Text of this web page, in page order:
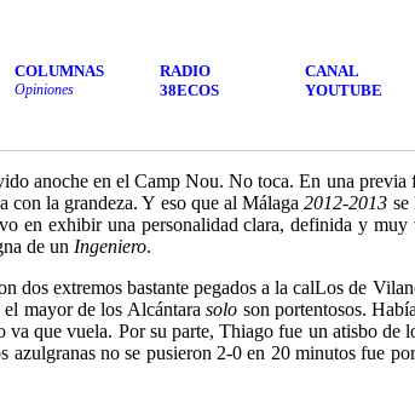
COLUMNAS
Opiniones
RADIO
38ECOS
CANAL
YOUTUBE
anoche en el Camp Nou. No toca. En una
con la grandeza. Y eso que al Málaga2012-2013 se
exhibir una personalidad clara, definida y muy
de un Ingeniero.
dos extremos bastante pegados a la calLos de
el mayor de los Alcántarasolo son portentosos.
va que vuela. Por su parte, Thiago fue un atisbo de
no se pusieron 2-0 en 20 minutos fue